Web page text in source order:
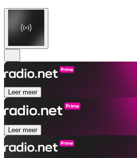
Leer meer
Leer meer